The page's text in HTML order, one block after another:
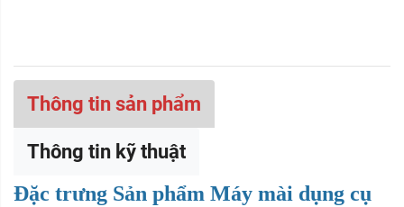
Thông tin sản phẩm
Thông tin kỹ thuật
Đặc trưng Sản phẩm Máy mài dụng cụ